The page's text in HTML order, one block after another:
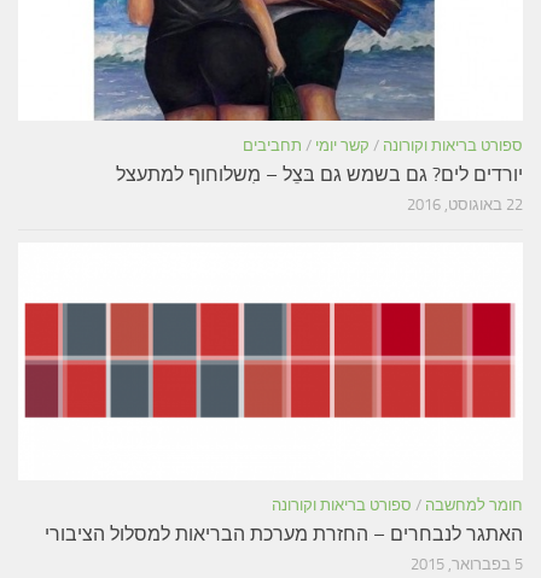
ספורט בריאות וקורונה / קשר יומי / תחביבים
יורדים לים? גם בשמש גם בּצֵל – מִשלוחוף למתעצל
22 באוגוסט, 2016
חומר למחשבה / ספורט בריאות וקורונה
האתגר לנבחרים – החזרת מערכת הבריאות למסלול הציבורי
5 בפברואר, 2015